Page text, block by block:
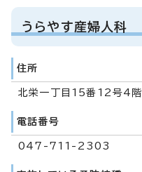
うらやす産婦人科
住所
北栄一丁目15番12号4階
電話番号
047-711-2303